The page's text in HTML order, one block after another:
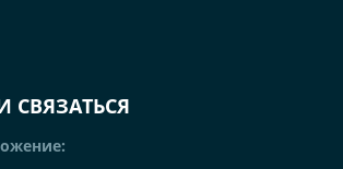
СВЯЗАТЬСЯ